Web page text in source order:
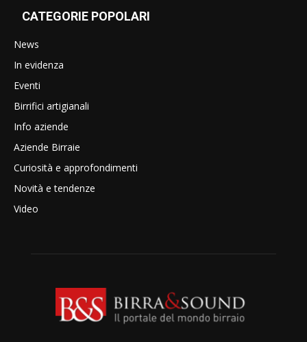
CATEGORIE POPOLARI
News
In evidenza
Eventi
Birrifici artigianali
Info aziende
Aziende Birraie
Curiosità e approfondimenti
Novità e tendenze
Video